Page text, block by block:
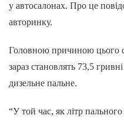
у автосалонах. Про це
авторинку.
Головною причиною цього
зараз становлять 73,5
дизельне пальне.
“У той час, як літр